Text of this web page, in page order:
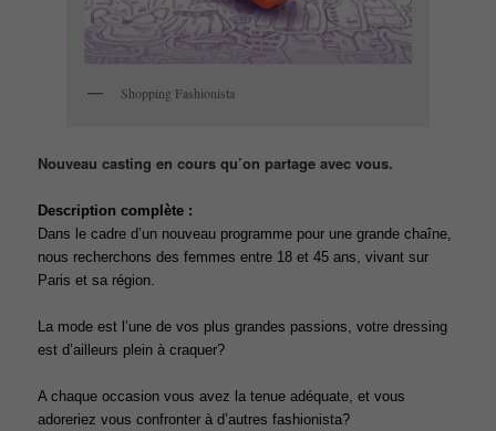
Shopping Fashionista
Nouveau casting en cours qu’on partage avec vous.
Description complète :
Dans le cadre d’un nouveau programme pour une grande chaîne,
nous recherchons des femmes entre 18 et 45 ans, vivant sur
Paris et sa région.
La mode est l’une de vos plus grandes passions, votre dressing
est d’ailleurs plein à craquer?
A chaque occasion vous avez la tenue adéquate, et vous
adoreriez vous confronter à d’autres fashionista?